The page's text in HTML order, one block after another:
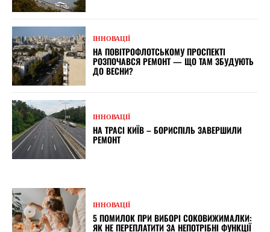
ІННОВАЦІЇ
НА ПОВІТРОФЛОТСЬКОМУ ПРОСПЕКТІ
РОЗПОЧАВСЯ РЕМОНТ — ЩО ТАМ ЗБУДУЮТЬ
ДО ВЕСНИ?
ІННОВАЦІЇ
НА ТРАСІ КИЇВ – БОРИСПІЛЬ ЗАВЕРШИЛИ
РЕМОНТ
ІННОВАЦІЇ
5 ПОМИЛОК ПРИ ВИБОРІ СОКОВИЖИМАЛКИ:
ЯК НЕ ПЕРЕПЛАТИТИ ЗА НЕПОТРІБНІ ФУНКЦІЇ